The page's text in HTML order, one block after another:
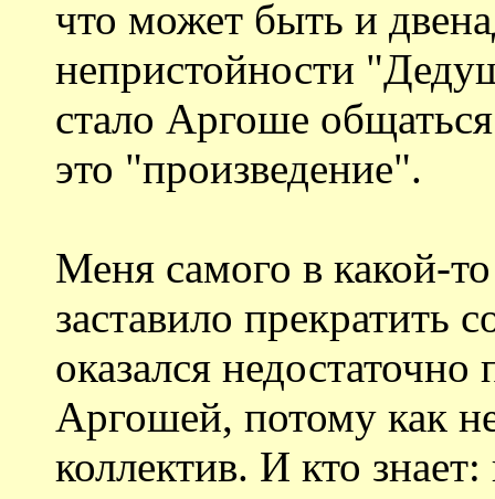
что может быть и
непристойности
стало Аргоше
это "произведение".
Меня самого в какой-
заставило прекратить
оказался
Аргошей, потому как
коллектив. И кто